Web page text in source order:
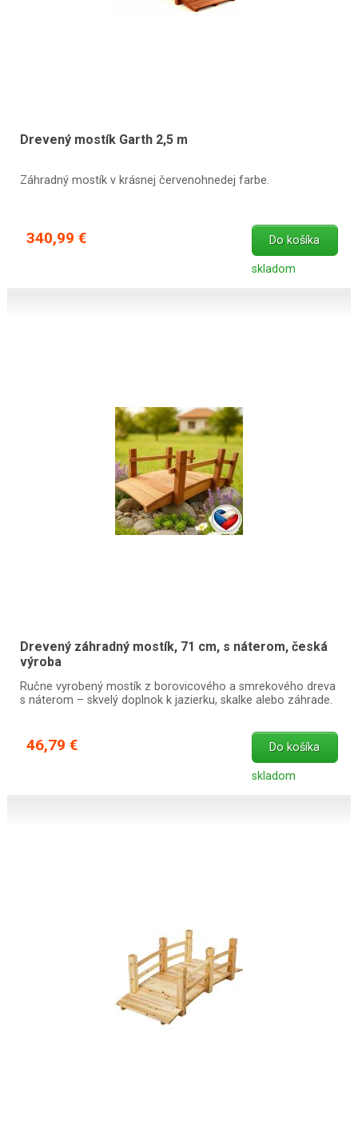
Drevený mostík Garth 2,5 m
Záhradný mostík v krásnej červenohnedej farbe.
340,99 € Do košíka
skladom
Drevený záhradný mostík, 71 cm, s náterom, česká
výroba
Ručne vyrobený mostík z borovicového a smrekového dreva
s náterom – skvelý doplnok k jazierku, skalke alebo záhrade.
46,79 € Do košíka
skladom